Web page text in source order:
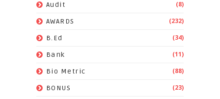
Audit (8)
AWARDS (232)
B.Ed (34)
Bank (11)
Bio Metric (88)
BONUS (23)